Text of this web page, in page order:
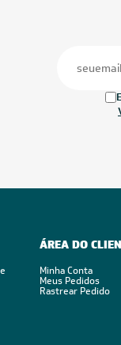
ÁREA DO
Minha Conta
Meus Pedidos
Rastrear Pedido